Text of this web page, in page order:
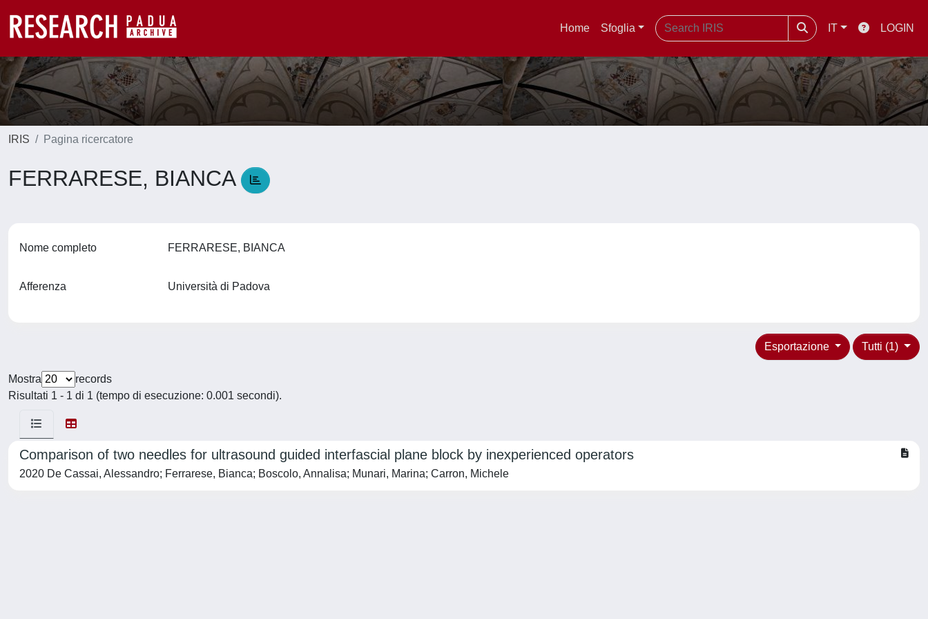
Home Sfoglia IT LOGIN
IRIS Pagina ricercatore
FERRARESE, BIANCA
Nome completo FERRARESE, BIANCA
Afferenza Università di Padova
Tutti (1)
Esportazione
Mostra
records
Risultati 1 - 1 di 1 (tempo di esecuzione: 0.001 secondi).
Comparison of two needles for ultrasound guided interfascial plane block by inexperienced operators
2020 De Cassai, Alessandro; Ferrarese, Bianca; Boscolo, Annalisa; Munari, Marina; Carron, Michele